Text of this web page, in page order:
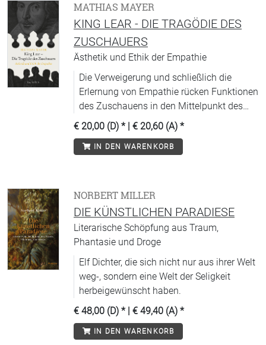
MATHIAS MAYER
KING LEAR - DIE TRAGÖDIE DES
ZUSCHAUERS
Ästhetik und Ethik der Empathie
Die Verweigerung und schließlich die
Erlernung von Empathie rücken Funktionen
des Zuschauens in den Mittelpunkt des
»King Lear« – und seiner Rezeption.
€ 20,00 (D) * | € 20,60 (A) *
IN DEN WARENKORB
NORBERT MILLER
DIE KÜNSTLICHEN PARADIESE
Literarische Schöpfung aus Traum,
Phantasie und Droge
Elf Dichter, die sich nicht nur aus ihrer Welt
weg-, sondern eine Welt der Seligkeit
herbeigewünscht haben.
€ 48,00 (D) * | € 49,40 (A) *
IN DEN WARENKORB